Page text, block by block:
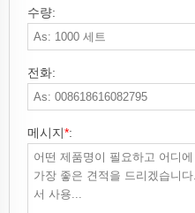
수량:
전화:
메시지*: